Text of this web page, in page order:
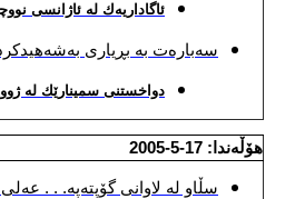
ئاگاداریه‌ك له‌ ئاژانسی
سه‌باره‌ت به‌ بڕیاری
دواخستنی سمینارێك له‌
هۆڵه‌ندا: 17-5-2005
سڵاو له‌ لاوانی گۆپته‌په‌. . .